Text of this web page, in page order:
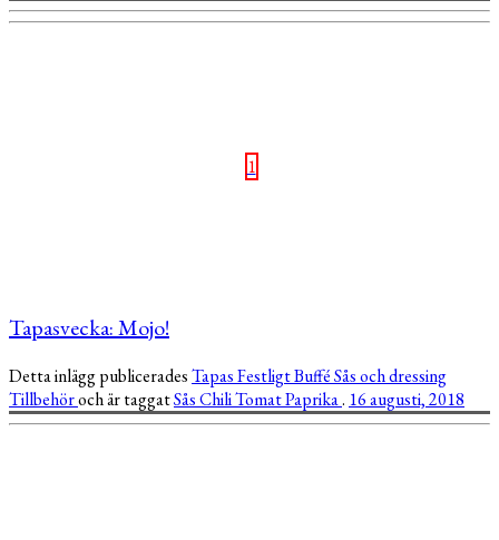
1
Tapasvecka: Mojo!
Detta inlägg publiceradesTapasFestligtBufféSås och dressing
Tillbehöroch är taggatSåsChiliTomatPaprika. 16 augusti, 2018